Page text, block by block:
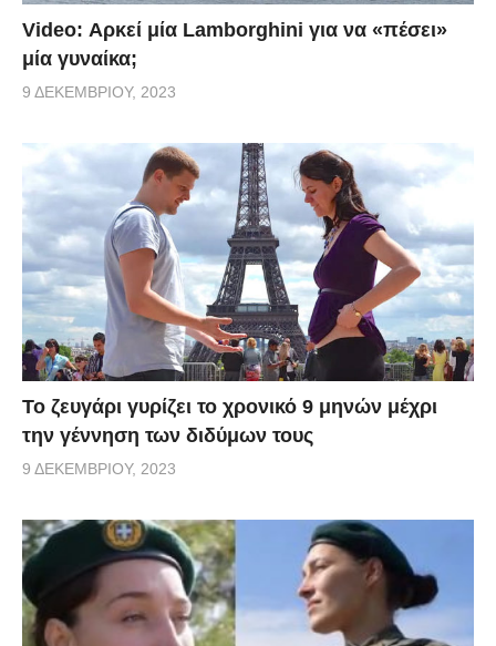
Video: Αρκεί μία Lamborghini για να «πέσει»
μία γυναίκα;
9 ΔΕΚΕΜΒΡΊΟΥ, 2023
Το ζευγάρι γυρίζει το χρονικό 9 μηνών μέχρι
την γέννηση των διδύμων τους
9 ΔΕΚΕΜΒΡΊΟΥ, 2023